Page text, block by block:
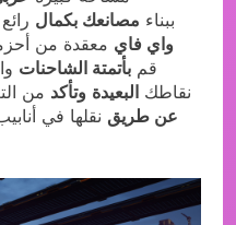
ببناء مصانعك بكمال رائع
واي فاي معقدة من
قم بأتمتة الشاحنات
نقاطك البعيدة وتأكد من
عن طريق نقلها في